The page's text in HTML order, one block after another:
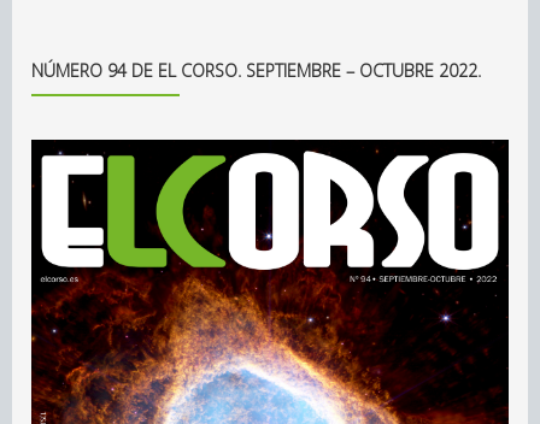
NÚMERO 94 DE EL CORSO. SEPTIEMBRE – OCTUBRE 2022.